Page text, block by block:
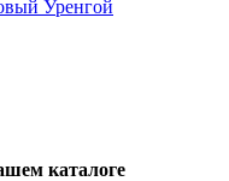
каталоге